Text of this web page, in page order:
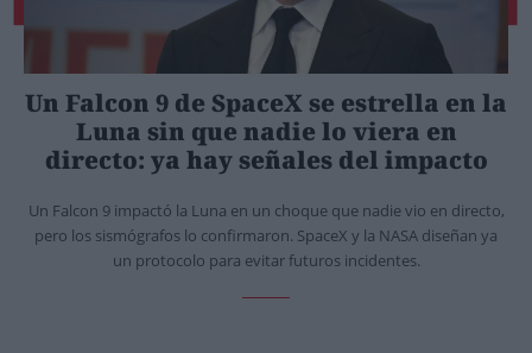
Un Falcon 9 de SpaceX se estrella en la
Luna sin que nadie lo viera en
directo: ya hay señales del impacto
Un Falcon 9 impactó la Luna en un choque que nadie vio en directo,
pero los sismógrafos lo confirmaron. SpaceX y la NASA diseñan ya
un protocolo para evitar futuros incidentes.